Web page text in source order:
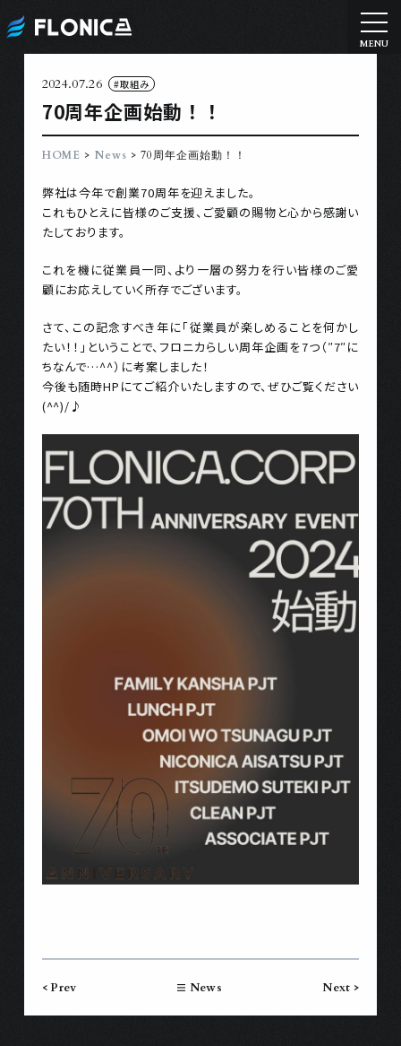
2024.07.26 #取組み
70周年企画始動！！
HOME > News >70周年企画始動！！
弊社は今年で創業70周年を迎えました。
これもひとえに皆様のご支援、ご愛顧の賜物と心から感謝い
たしております。
これを機に従業員一同、より一層の努力を行い皆様のご愛
顧にお応えしていく所存でございます。
さて、この記念すべき年に「従業員が楽しめることを何かし
たい！！」ということで、フロニカらしい周年企画を7つ（″7″に
ちなんで…^^）に考案しました！
今後も随時HPにてご紹介いたしますので、ぜひご覧ください
(^^)/♪
< Prev News Next >